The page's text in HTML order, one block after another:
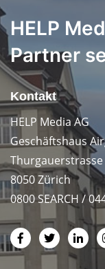
HELP
Partner
Kontakt
HELP Media AG
Geschäftshaus
Thurgauerstrasse
8050 Zürich
0800 SEARCH /